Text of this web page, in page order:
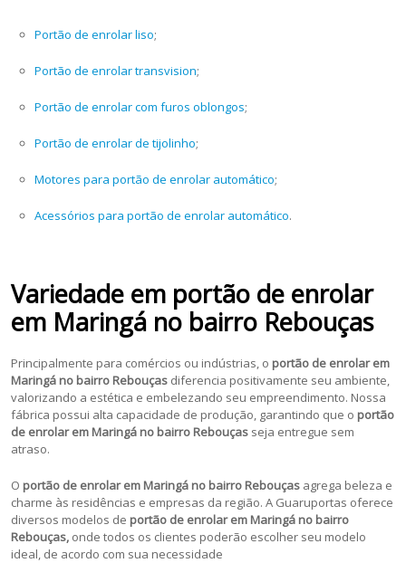
Portão de enrolar liso;
Portão de enrolar transvision;
Portão de enrolar com furos oblongos;
Portão de enrolar de tijolinho;
Motores para portão de enrolar automático;
Acessórios para portão de enrolar automático.
Variedade em portão de enrolar
em Maringá no bairro Rebouças
Principalmente para comércios ou indústrias, o portão de enrolar em
Maringá no bairro Rebouças diferencia positivamente seu ambiente,
valorizando a estética e embelezando seu empreendimento. Nossa
fábrica possui alta capacidade de produção, garantindo que o portão
de enrolar em Maringá no bairro Rebouças seja entregue sem
atraso.
O portão de enrolar em Maringá no bairro Rebouças agrega beleza e
charme às residências e empresas da região. A Guaruportas oferece
diversos modelos de portão de enrolar em Maringá no bairro
Rebouças, onde todos os clientes poderão escolher seu modelo
ideal, de acordo com sua necessidade